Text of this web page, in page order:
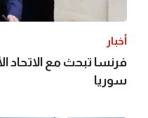
أخبار
فرنسا تبحث مع الاتحاد
سوريا